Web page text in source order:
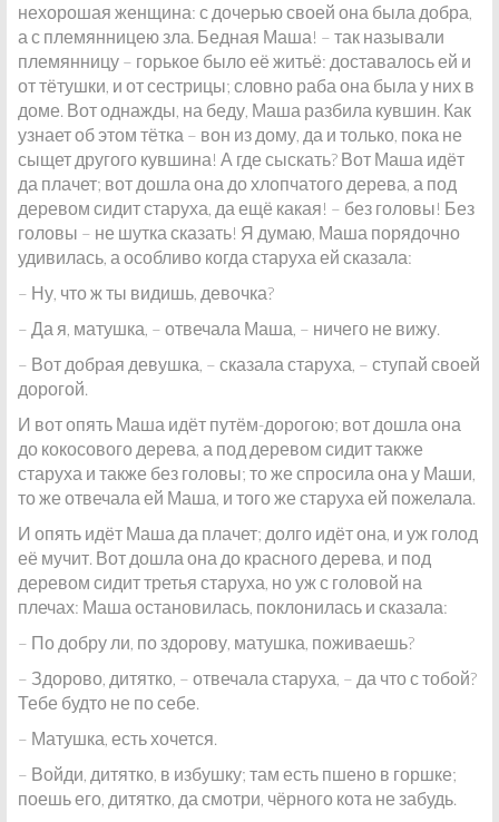
нехорошая женщина: с дочерью своей она была добра,
а с племянницею зла. Бедная Маша! – так называли
племянницу – горькое было её житьё: доставалось ей и
от тётушки, и от сестрицы; словно раба она была у них в
доме. Вот однажды, на беду, Маша разбила кувшин. Как
узнает об этом тётка – вон из дому, да и только, пока не
сыщет другого кувшина! А где сыскать? Вот Маша идёт
да плачет; вот дошла она до хлопчатого дерева, а под
деревом сидит старуха, да ещё какая! – без головы! Без
головы – не шутка сказать! Я думаю, Маша порядочно
удивилась, а особливо когда старуха ей сказала:
– Ну, что ж ты видишь, девочка?
– Да я, матушка, – отвечала Маша, – ничего не вижу.
– Вот добрая девушка, – сказала старуха, – ступай своей
дорогой.
И вот опять Маша идёт путём-дорогою; вот дошла она
до кокосового дерева, а под деревом сидит также
старуха и также без головы; то же спросила она у Маши,
то же отвечала ей Маша, и того же старуха ей пожелала.
И опять идёт Маша да плачет; долго идёт она, и уж голод
её мучит. Вот дошла она до красного дерева, и под
деревом сидит третья старуха, но уж с головой на
плечах: Маша остановилась, поклонилась и сказала:
– По добру ли, по здорову, матушка, поживаешь?
– Здорово, дитятко, – отвечала старуха, – да что с тобой?
Тебе будто не по себе.
– Матушка, есть хочется.
– Войди, дитятко, в избушку; там есть пшено в горшке;
поешь его, дитятко, да смотри, чёрного кота не забудь.